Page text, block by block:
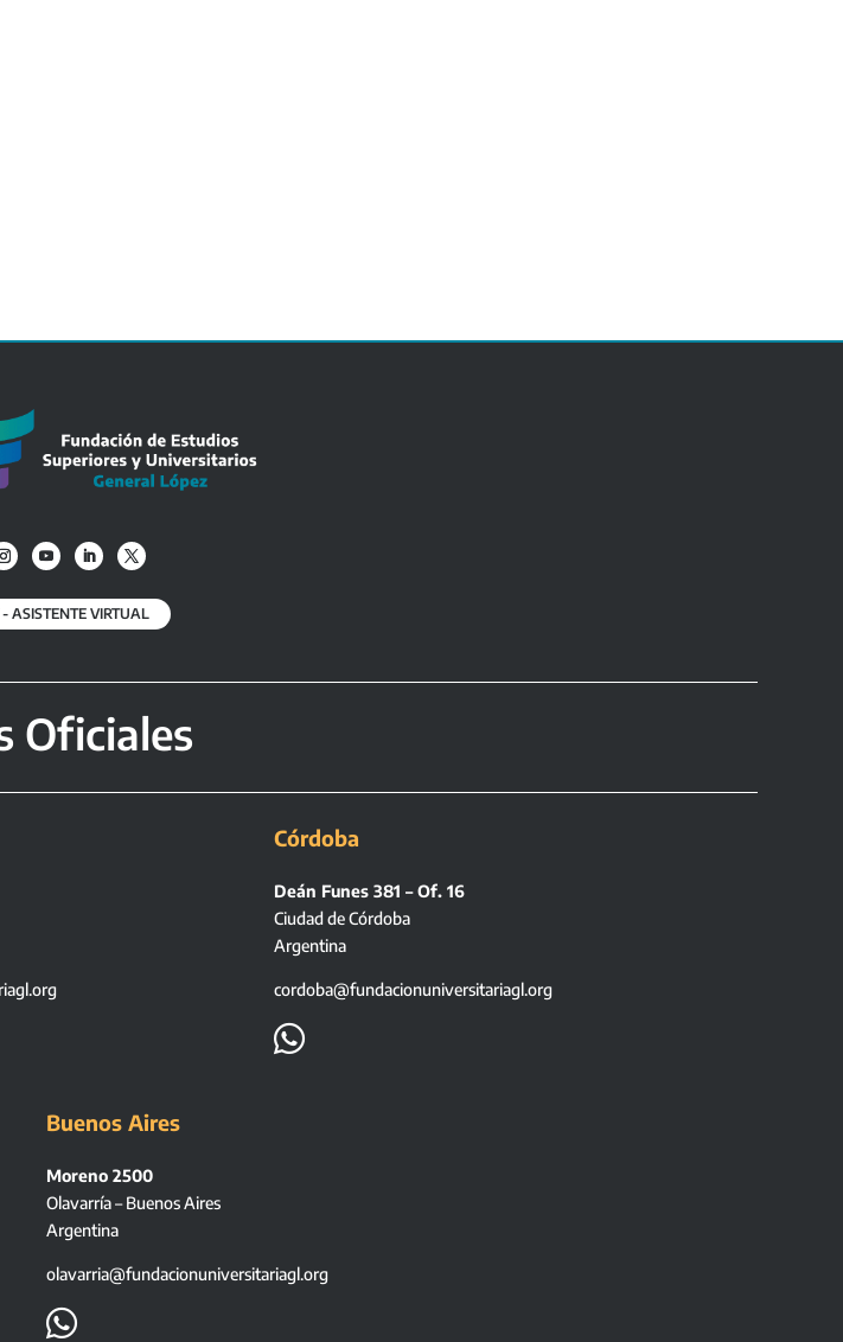
ASISTENTE VIRTUAL
Oficiales
Córdoba
Deán Funes 381 – Of. 16
Ciudad de Córdoba
Argentina
cordoba@fundacionuniversitariagl.org

Buenos Aires
Moreno 2500
Olavarría – Buenos Aires
Argentina
olavarria@fundacionuniversitariagl.org
